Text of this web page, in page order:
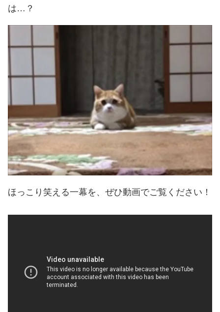
は…？
ほっこり笑える一幕を、ぜひ動画でご覧ください！